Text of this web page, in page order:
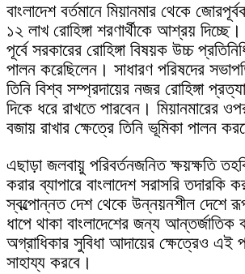
বাংলাদেশ বর্তমানে মিয়ানমার থেকে
১২ লাখ রোহিঙ্গা শরণার্থীকে আশ্রয়
পূর্বে সরকারের রোহিঙ্গা বিষয়ক উচ্চ
পালন করেছিলেন। সাধারণ পরিষদের
তিনি বিশ্ব সম্প্রদায়ের নজর রোহিঙ্গা
দিকে ধরে রাখতে পারবেন। মিয়ানমারের
বজায় রাখার ক্ষেত্রে তিনি ভূমিকা পালন
এছাড়া জলবায়ু পরিবর্তনজনিত ক্ষয়ক্ষতি
করার ব্যাপারে বাংলাদেশ সরাসরি তদারকি
স্বল্পোন্নত দেশ থেকে উন্নয়নশীল দেশে
ধাপে থাকা বাংলাদেশের জন্য আন্তর্জাতিক
অগ্রাধিকার সুবিধা আদায়ের ক্ষেত্রেও এই
সাহায্য করবে।